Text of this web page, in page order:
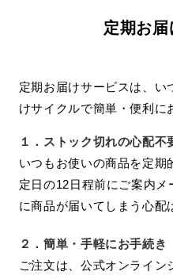
定期お届
定期お届けサービスは、い
けサイクルで簡単・便利に
１． ストック切れの心配不
いつもお使いの商品を定期
定日の12日程前にご案内
に商品が届いてしまう心配
２．簡単・手軽にお手続き
ご注文は、公式オンライ